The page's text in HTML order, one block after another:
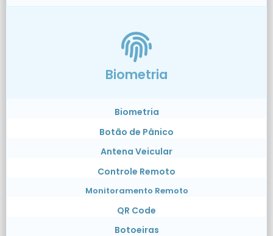
Biometria
Biometria
Botão de Pânico
Antena Veicular
Controle Remoto
Monitoramento Remoto
QR Code
Botoeiras